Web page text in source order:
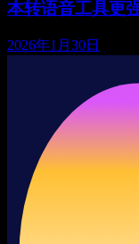
本转语音工具更
2026年1月30日